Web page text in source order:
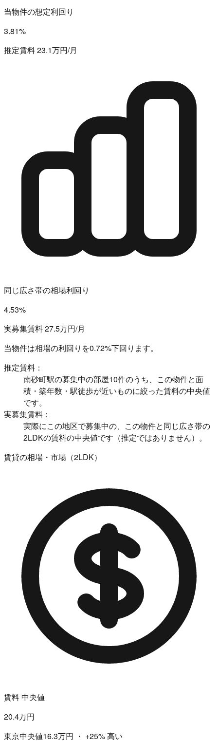
当物件の想定利回り
3.81%
推定賃料 23.1万円/月
同じ広さ帯の相場利回り
4.53%
実募集賃料 27.5万円/月
当物件は相場の利回りを0.72%下回ります。
推定賃料：
南砂町駅の募集中の部屋10件のうち、この物件と面
積・築年数・駅徒歩が近いものに絞った賃料の中央値
です。
実募集賃料：
実際にこの地区で募集中の、この物件と同じ広さ帯の
2LDKの賃料の中央値です（推定ではありません）。
賃貸の相場・市場（2LDK）
賃料 中央値
20.4万円
東京中央値16.3万円 ・ +25%高い